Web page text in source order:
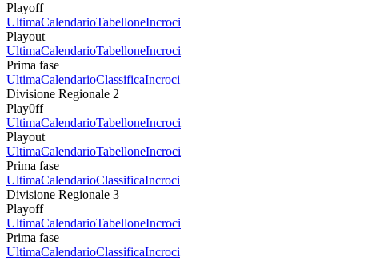
Playoff
UltimaCalendarioTabelloneIncroci
Playout
UltimaCalendarioTabelloneIncroci
Prima fase
UltimaCalendarioClassificaIncroci
Divisione Regionale 2
Play0ff
UltimaCalendarioTabelloneIncroci
Playout
UltimaCalendarioTabelloneIncroci
Prima fase
UltimaCalendarioClassificaIncroci
Divisione Regionale 3
Playoff
UltimaCalendarioTabelloneIncroci
Prima fase
UltimaCalendarioClassificaIncroci